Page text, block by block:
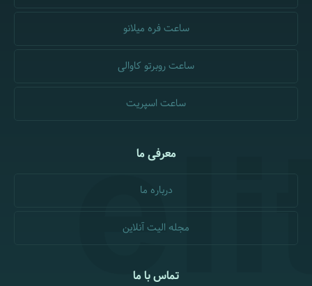
ساعت فره میلانو
ساعت روبرتو کاوالی
ساعت اسپریت
معرفی ما
درباره ما
مجله الیت آنلاین
تماس با ما